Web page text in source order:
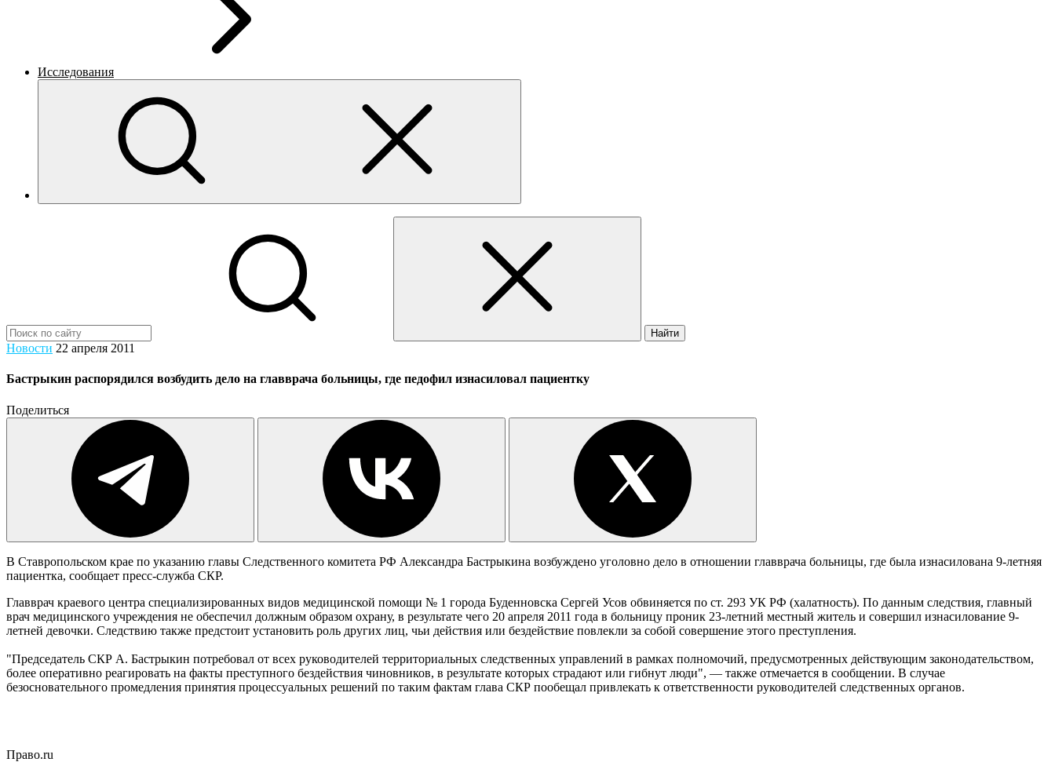
Исследования
Найти
Новости 22 апреля 2011
Бастрыкин распорядился возбудить дело на главврача больницы, где педофил изнасиловал пациентку
Поделиться
В Ставропольском крае по указанию главы Следственного комитета РФ Александра Бастрыкина возбуждено уголовно дело в отношении главврача больницы, где была изнасилована 9-летняя
пациентка, сообщает пресс-служба СКР.
Главврач краевого центра специализированных видов медицинской помощи № 1 города Буденновска Сергей Усов обвиняется по ст. 293 УК РФ (халатность). По данным следствия, главный
врач медицинского учреждения не обеспечил должным образом охрану, в результате чего 20 апреля 2011 года в больницу проник 23-летний местный житель и совершил изнасилование 9-
летней девочки. Следствию также предстоит установить роль других лиц, чьи действия или бездействие повлекли за собой совершение этого преступления.
"Председатель СКР А. Бастрыкин потребовал от всех руководителей территориальных следственных управлений в рамках полномочий, предусмотренных действующим законодательством,
более оперативно реагировать на факты преступного бездействия чиновников, в результате которых страдают или гибнут люди", — также отмечается в сообщении. В случае
безосновательного промедления принятия процессуальных решений по таким фактам глава СКР пообещал привлекать к ответственности руководителей следственных органов.
Право.ru